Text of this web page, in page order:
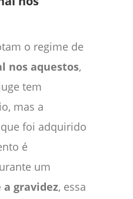
o regime de
nos aquestos,
tem
mas a
foi adquirido
é
um
gravidez, essa